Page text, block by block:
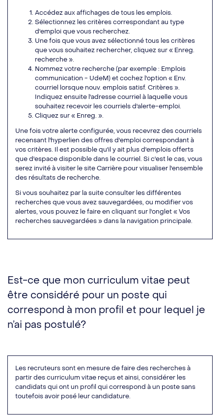
Accédez aux affichages de tous les emplois.
Sélectionnez les critères correspondant au type
d'emploi que vous recherchez.
Une fois que vous avez sélectionné tous les critères
que vous souhaitez rechercher, cliquez sur « Enreg.
recherche ».
Nommez votre recherche (par exemple : Emplois
communication - UdeM) et cochez l'option « Env.
courriel lorsque nouv. emplois satisf. Critères ».
Indiquez ensuite l'adresse courriel à laquelle vous
souhaitez recevoir les courriels d'alerte-emploi.
Cliquez sur « Enreg. ».
Une fois votre alerte configurée, vous recevrez des courriels
recensant l'hyperlien des offres d'emploi correspondant à
vos critères. Il est possible qu'il y ait plus d'emplois offerts
que d'espace disponible dans le courriel. Si c'est le cas, vous
serez invité à visiter le site Carrière pour visualiser l'ensemble
des résultats de recherche.
Si vous souhaitez par la suite consulter les différentes
recherches que vous avez sauvegardées, ou modifier vos
alertes, vous pouvez le faire en cliquant sur l'onglet « Vos
recherches sauvegardées » dans la navigation principale.
Est-ce que mon curriculum vitae peut
être considéré pour un poste qui
correspond à mon profil et pour lequel je
n’ai pas postulé?
Les recruteurs sont en mesure de faire des recherches à
partir des curriculum vitae reçus et ainsi, considérer les
candidats qui ont un profil qui correspond à un poste sans
toutefois avoir posé leur candidature.